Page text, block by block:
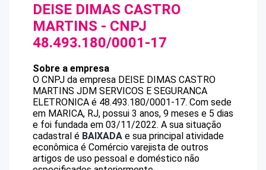
DEISE DIMAS CASTRO
MARTINS - CNPJ
48.493.180/0001-17
Sobre a empresa
O CNPJ da empresa DEISE DIMAS CASTRO
MARTINS JDM SERVICOS E SEGURANCA
ELETRONICA é 48.493.180/0001-17. Com sede
em MARICA, RJ, possui 3 anos, 9 meses e 5 dias
e foi fundada em 03/11/2022. A sua situação
cadastral é BAIXADA e sua principal atividade
econômica é Comércio varejista de outros
artigos de uso pessoal e doméstico não